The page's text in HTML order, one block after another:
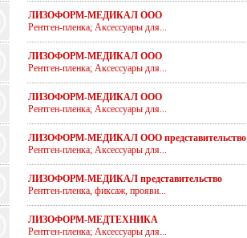
ЛИЗОФОРМ-МЕДИКАЛ ООО
Рентген-пленка; Аксессуары для...
ЛИЗОФОРМ-МЕДИКАЛ ООО
Рентген-пленка; Аксессуары для...
ЛИЗОФОРМ-МЕДИКАЛ ООО
Рентген-пленка; Аксессуары для...
ЛИЗОФОРМ-МЕДИКАЛ ООО представительство
Рентген-пленка; Аксессуары для...
ЛИЗОФОРМ-МЕДИКАЛ представительство
Рентген-пленка, фиксаж, прояви...
ЛИЗОФОРМ-МЕДТЕХНИКА
Рентген-пленка; Аксессуары для...